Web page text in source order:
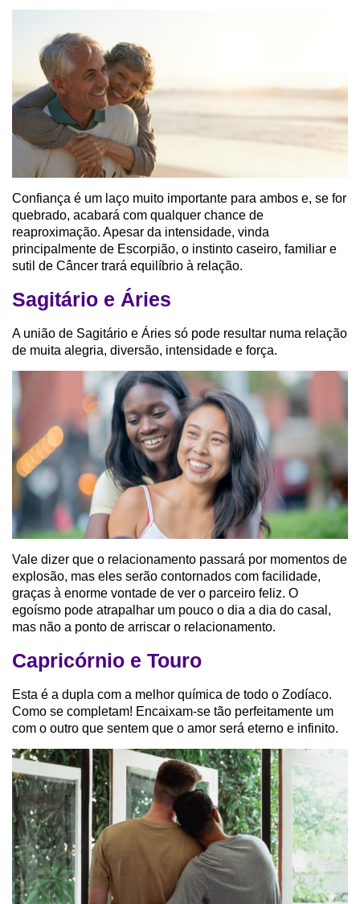
Confiança é um laço muito importante para ambos e, se for
quebrado, acabará com qualquer chance de
reaproximação. Apesar da intensidade, vinda
principalmente de Escorpião, o instinto caseiro, familiar e
sutil de Câncer trará equilíbrio à relação.
Sagitário e Áries
A união de Sagitário e Áries só pode resultar numa relação
de muita alegria, diversão, intensidade e força.
Vale dizer que o relacionamento passará por momentos de
explosão, mas eles serão contornados com facilidade,
graças à enorme vontade de ver o parceiro feliz. O
egoísmo pode atrapalhar um pouco o dia a dia do casal,
mas não a ponto de arriscar o relacionamento.
Capricórnio e Touro
Esta é a dupla com a melhor química de todo o Zodíaco.
Como se completam! Encaixam-se tão perfeitamente um
com o outro que sentem que o amor será eterno e infinito.